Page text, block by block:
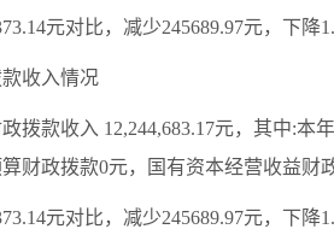
元对比，减少245689.97元，下
款收入情况
拨款收入 12,244,683.17元，其中:本
财政拨款0元，国有资本经营收益财
元对比，减少245689.97元，下